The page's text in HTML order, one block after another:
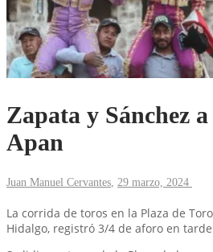
Zapata y Sánchez
Apan
Juan Manuel Cervantes, 29 marzo, 2024
La corrida de toros en la Plaza de
Hidalgo, registró 3/4 de aforo en